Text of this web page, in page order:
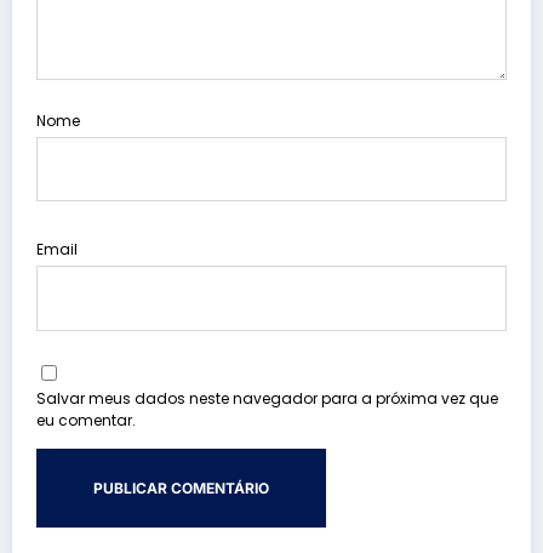
Nome
Email
Salvar meus dados neste navegador para a próxima vez que
eu comentar.